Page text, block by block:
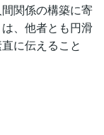
関係の構築に寄
、他者とも円滑
に伝えること